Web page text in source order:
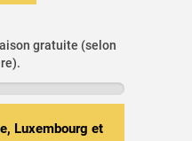
gratuite (selon
Luxembourg et